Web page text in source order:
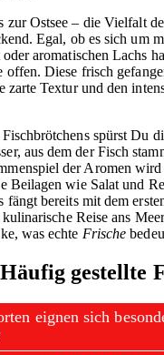
zur Ostsee – die Vielfalt
Egal, ob es sich um
oder aromatischen Lachs
offen. Diese frisch
zarte Textur und den
spürst Du
aus dem der Fisch
der Aromen
Beilagen wie Salat und
fängt bereits mit dem
Reise ans
was echte Frische
gestellte
eignen sich